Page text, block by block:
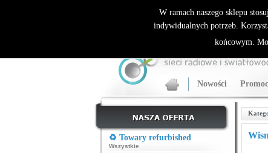
ALLNET.PL Sieci bezprzewodowe - generalny
Nowości
♻️ Towary refurbished
Wszystkie
W ramach naszego sklepu
indywidualnych potrzeb.
końcowym.